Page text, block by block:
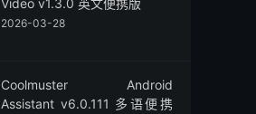
Video v1.3.0 英文便携版
2026-03-28
Coolmuster Android
Assistant v6.0.111 多语便携